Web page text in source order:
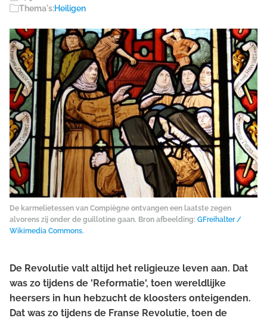
Thema's:Heiligen
De karmelietessen van Compiègne ontvangen een laatste zegen
alvorens zij onder de guillotine gaan. Bron afbeelding: GFreihalter /
Wikimedia Commons.
De Revolutie valt altijd het religieuze leven aan. Dat
was zo tijdens de 'Reformatie', toen wereldlijke
heersers in hun hebzucht de kloosters onteigenden.
Dat was zo tijdens de Franse Revolutie, toen de